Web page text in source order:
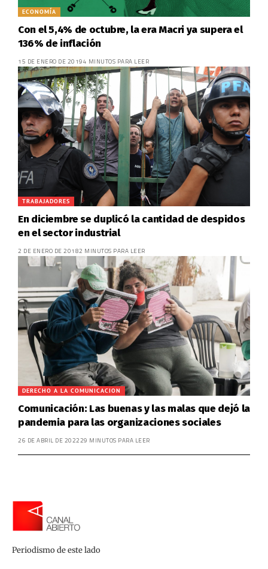
ECONOMÍA
Con el 5,4% de octubre, la era Macri ya supera el
136% de inflación
15 DE ENERO DE 20194 MINUTOS PARA LEER
TRABAJADORES
En diciembre se duplicó la cantidad de despidos
en el sector industrial
2 DE ENERO DE 20182 MINUTOS PARA LEER
DERECHO A LA COMUNICACION
Comunicación: Las buenas y las malas que dejó la
pandemia para las organizaciones sociales
26 DE ABRIL DE 202229 MINUTOS PARA LEER
Periodismo de este lado